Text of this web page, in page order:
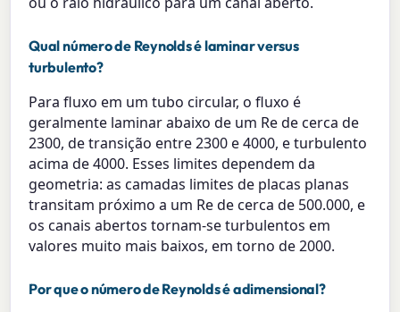
Qual número de Reynolds é laminar versus
turbulento?
Para fluxo em um tubo circular, o fluxo é
geralmente laminar abaixo de um Re de cerca de
2300, de transição entre 2300 e 4000, e turbulento
acima de 4000. Esses limites dependem da
geometria: as camadas limites de placas planas
transitam próximo a um Re de cerca de 500.000, e
os canais abertos tornam-se turbulentos em
valores muito mais baixos, em torno de 2000.
Por que o número de Reynolds é adimensional?